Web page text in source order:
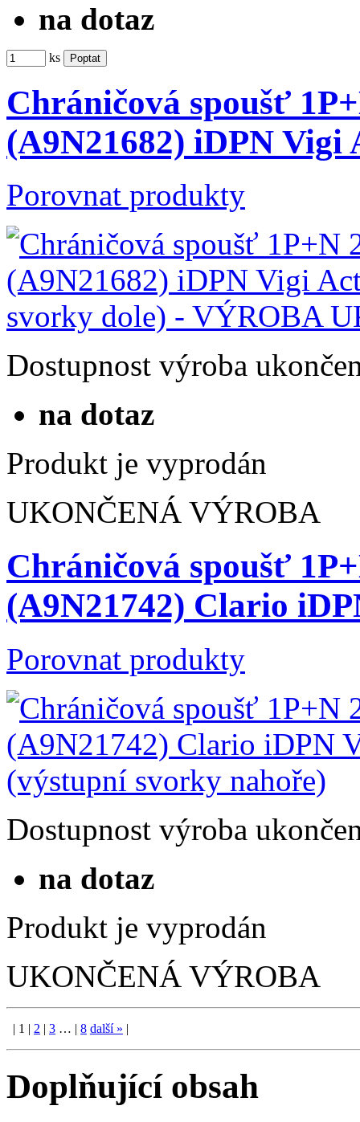
na dotaz
ks
Chráničová spoušť
(A9N21682) iDPN
Porovnat produkty
Dostupnost výroba
na dotaz
Produkt je vyprodán
UKONČENÁ VÝROBA
Chráničová spoušť
(A9N21742) Clario
Porovnat produkty
Dostupnost výroba
na dotaz
Produkt je vyprodán
UKONČENÁ VÝROBA
| 1 | 2 | 3 … | 8 další» |
Doplňující obsah